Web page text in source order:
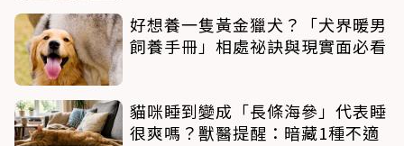
好想養一隻黃金獵犬？「犬界暖男
飼養手冊」相處祕訣與現實面必看
貓咪睡到變成「長條海參」代表睡
很爽嗎？獸醫提醒：暗藏1種不適